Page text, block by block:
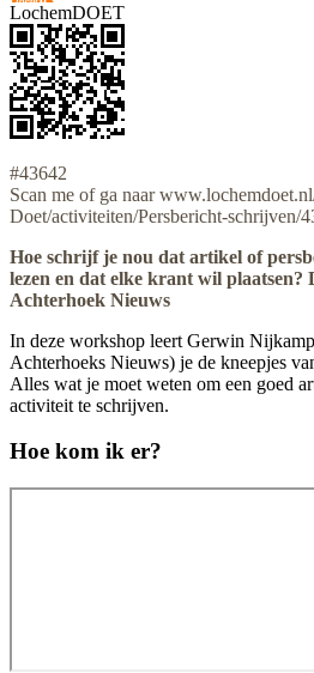
LochemDOET
#43642
Scan me of ga naar
Doet/activiteiten/Persbericht-schrijven/
Hoe schrijf je nou dat artikel of
lezen en dat elke krant wil
Achterhoek Nieuws
In deze workshop leert Gerwin
Achterhoeks Nieuws) je de kneepjes
Alles wat je moet weten om een goed
activiteit te schrijven.
Hoe kom ik er?